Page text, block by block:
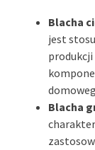
Blacha
jest
Blacha